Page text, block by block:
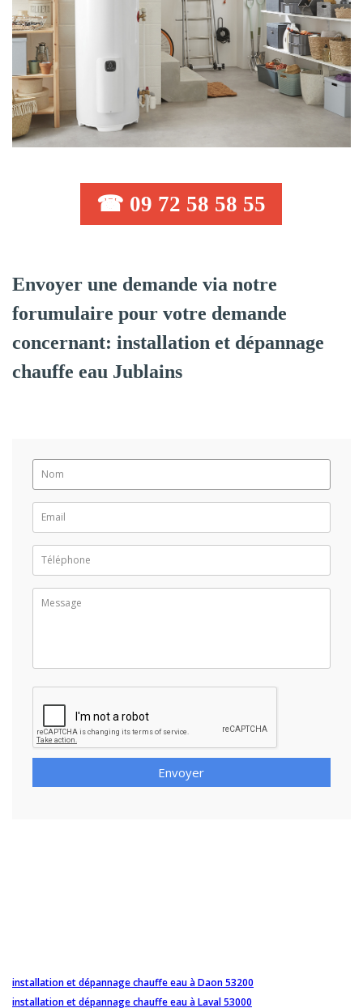
☎ 09 72 58 58 55
Envoyer une demande via notre
forumulaire pour votre demande
concernant: installation et dépannage
chauffe eau Jublains
Envoyer
installation et dépannage chauffe eau à Daon 53200
installation et dépannage chauffe eau à Laval 53000